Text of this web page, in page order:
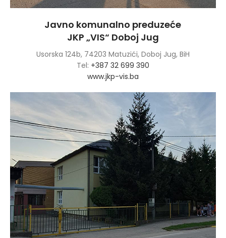
Javno komunalno preduzeće
JKP „VIS“ Doboj Jug
Usorska 124b, 74203 Matuzići, Doboj Jug, BiH
Tel: +387 32 699 390
www.jkp-vis.ba